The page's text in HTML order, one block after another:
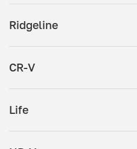
Ridgeline
CR-V
Life